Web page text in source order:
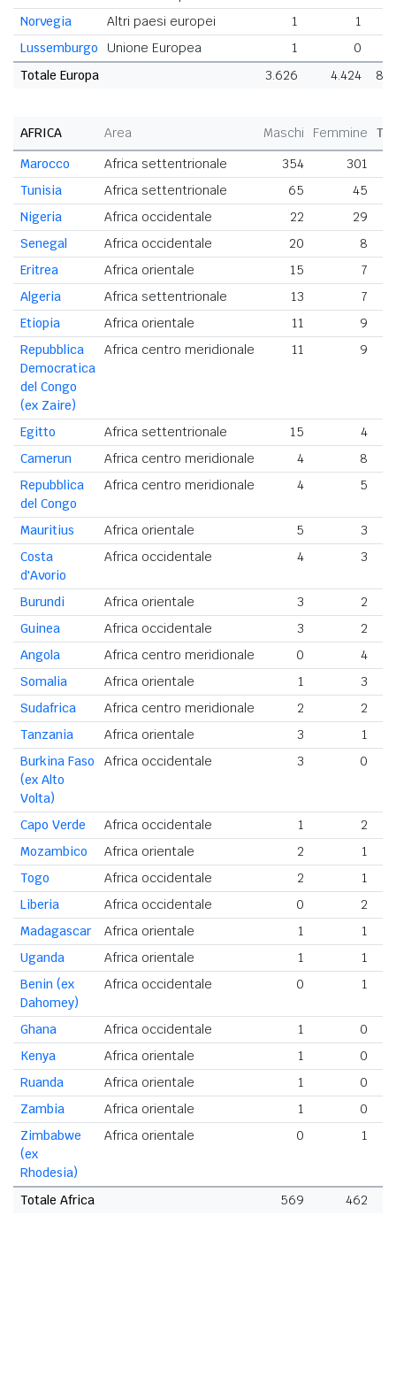
Norvegia
Altri paesi europei 1
1
Lussemburgo
Unione Europea 1
0
Totale Europa
3.626 4.424
AFRICA Area Maschi Femmine
Marocco
Africa settentrionale 354 301
Tunisia
Africa settentrionale 65
45
Nigeria
Africa occidentale 22
29
Senegal
Africa occidentale 20
8
Eritrea
Africa orientale 15
7
Algeria
Africa settentrionale 13
7
Etiopia
Africa orientale 11
9
Repubblica
Democratica
del Congo
(ex Zaire)
Africa centro meridionale 11 9
Egitto Africa settentrionale 15
4
Camerun
Africa centro meridionale 4
8
Repubblica
del Congo
Africa centro meridionale 4 5
Mauritius Africa orientale 5
3
Costa
d'Avorio
Africa occidentale 4 3
Burundi Africa orientale 3
2
Guinea
Africa occidentale 3
2
Angola
Africa centro meridionale 0
4
Somalia
Africa orientale 1
3
Sudafrica
Africa centro meridionale 2
2
Tanzania
Africa orientale 3
1
Burkina Faso
(ex Alto
Volta)
Africa occidentale 3 0
Capo Verde Africa occidentale 1
2
Mozambico
Africa orientale 2
1
Togo
Africa occidentale 2
1
Liberia
Africa occidentale 0
2
Madagascar
Africa orientale 1
1
Uganda
Africa orientale 1
1
Benin (ex
Dahomey)
Africa occidentale 0 1
Ghana Africa occidentale 1
0
Kenya
Africa orientale 1
0
Ruanda
Africa orientale 1
0
Zambia
Africa orientale 1
0
Zimbabwe
(ex
Rhodesia)
Africa orientale 0 1
Totale Africa 569 462